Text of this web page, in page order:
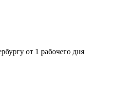
от 1 рабочего дня